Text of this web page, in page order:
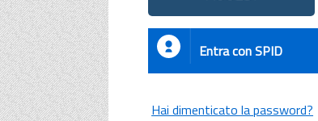
Entra con SPID
Hai dimenticato la password?